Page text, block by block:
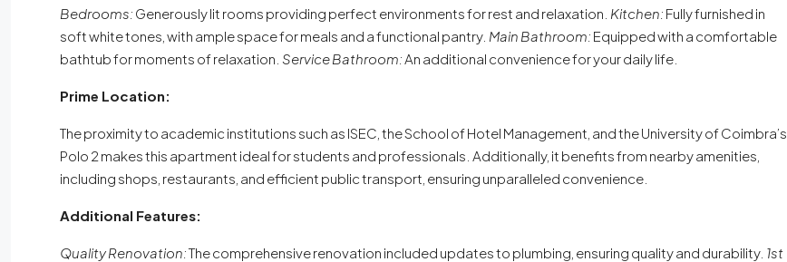
Bedrooms: Generously lit rooms providing perfect environments for rest and relaxation. Kitchen: Fully furnished in
soft white tones, with ample space for meals and a functional pantry. Main Bathroom: Equipped with a comfortable
bathtub for moments of relaxation. Service Bathroom: An additional convenience for your daily life.
Prime Location:
The proximity to academic institutions such as ISEC, the School of Hotel Management, and the University of Coimbra’s
Polo 2 makes this apartment ideal for students and professionals. Additionally, it benefits from nearby amenities,
including shops, restaurants, and efficient public transport, ensuring unparalleled convenience.
Additional Features:
Quality Renovation:The comprehensive renovation included updates to plumbing, ensuring quality and durability. 1st